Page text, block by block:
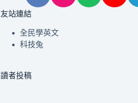
友站連結
全民學英文
科技兔
讀者投稿